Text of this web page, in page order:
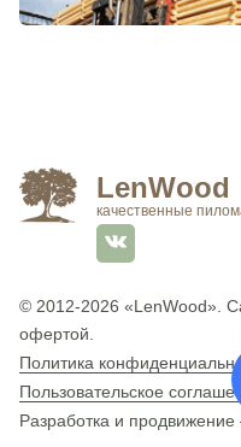
LenWood
качественные
© 2012-2026 «LenWood» .
офертой.
Политика
Пользовательское
Разработка и